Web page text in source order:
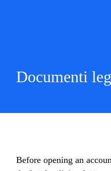
Documenti
Before opening an